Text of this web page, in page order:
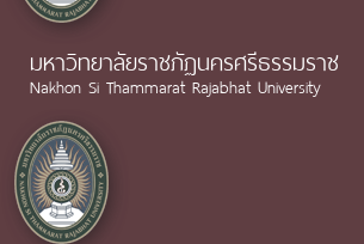
มหาวิทยาลัยราชภัฏนครศรีธรรมราช
Nakhon Si Thammarat Rajabhat University